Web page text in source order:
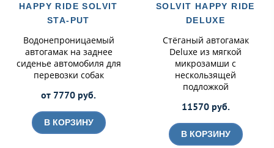
HAPPY RIDE SOLVIT
STA-PUT
Водонепроницаемый
автогамак на заднее
сиденье автомобиля для
перевозки собак
от 7770 руб.
В КОРЗИНУ
SOLVIT HAPPY RIDE
DELUXE
Стёганый автогамак
Deluxe из мягкой
микрозамши с
нескользящей
подложкой
11570 руб.
В КОРЗИНУ